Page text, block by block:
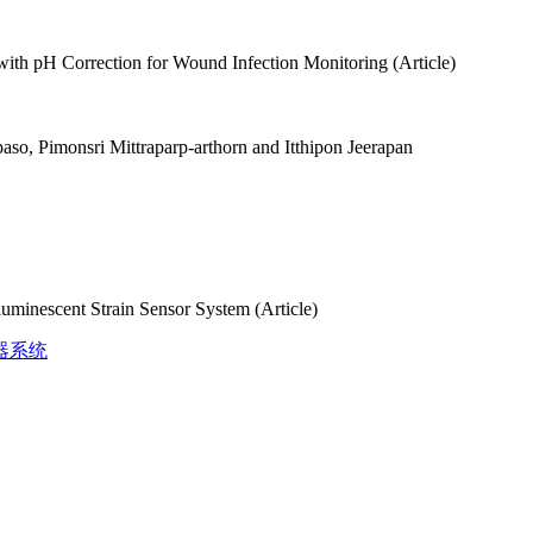
pH Correction for Wound Infection Monitoring (Article)
Pimonsri Mittraparp-arthorn and Itthipon Jeerapan
Strain Sensor System (Article)
系统